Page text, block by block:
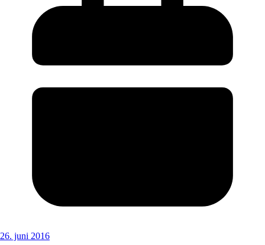
26. juni 2016